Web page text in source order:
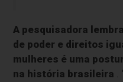
A pesquisadora
de poder e direitos
mulheres é uma
na história brasileira .